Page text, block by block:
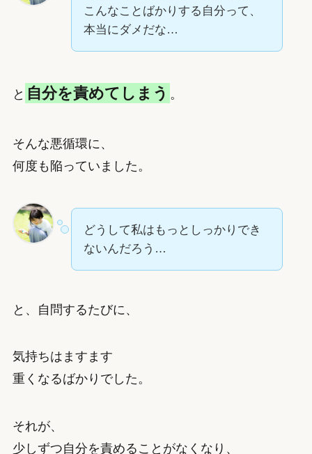
こんなことばかりする自分って、
本当にダメだな…
と 自分を責めてしまう 。
そんな悪循環に、
何度も陥っていました。
どうして私はもっとしっかりでき
ないんだろう…
と、自問するたびに、
気持ちはますます
重くなるばかりでした。
それが、
少しずつ自分を責めることがなくなり、